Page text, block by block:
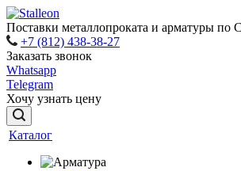
Поставки металлопроката и арматуры по
+7 (812) 438-38-27
Заказать звонок
Whatsapp
Telegram
Хочу узнать цену
Каталог